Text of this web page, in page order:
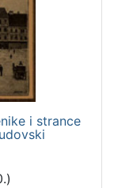
i strance